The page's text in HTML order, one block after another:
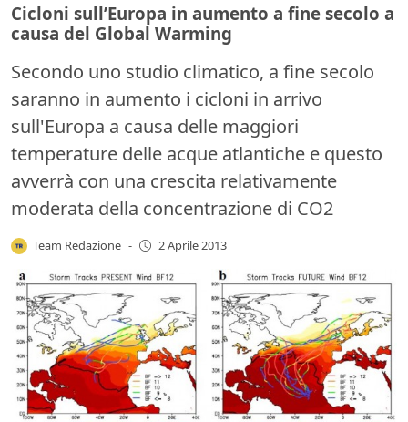
Cicloni sull’Europa in aumento a fine secolo a
causa del Global Warming
Secondo uno studio climatico, a fine secolo
saranno in aumento i cicloni in arrivo
sull'Europa a causa delle maggiori
temperature delle acque atlantiche e questo
avverrà con una crescita relativamente
moderata della concentrazione di CO2
Team Redazione - 2 Aprile 2013